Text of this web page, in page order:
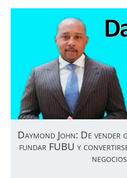
Daymond John: De vender
fundar FUBU y
negocios